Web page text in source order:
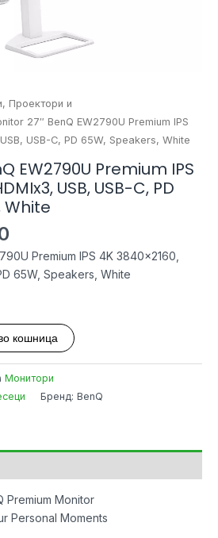
Проектори и
27″ BenQ EW2790U Premium IPS
USB-C, PD 65W, Speakers, White
EW2790U Premium IPS
USB, USB-C, PD
White
Premium IPS 4K 3840×2160,
65W, Speakers, White
кошница
Монитори
Бренд: BenQ
Premium Monitor
Personal Moments